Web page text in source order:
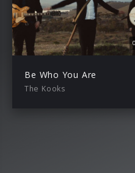
Be Who You Are
The Kooks